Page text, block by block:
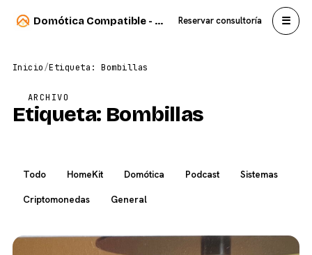
Domótica Compatible - Carlos Sahuquillo Reservar consultoría ☰
Inicio/Etiqueta: Bombillas
ARCHIVO
Etiqueta: Bombillas
Todo HomeKit Domótica Podcast
Sistemas
Criptomonedas
General